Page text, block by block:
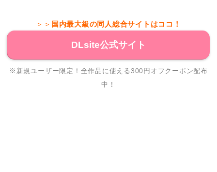
＞＞ 国内最大級の同人総合サイトはココ！
DLsite公式サイト
※新規ユーザー限定！全作品に使える300円オフクーポン配布
中！